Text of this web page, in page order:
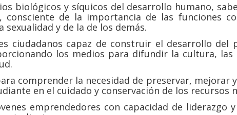
biológicos y síquicos del desarrollo humano,
consciente de la importancia de las funciones
y de la de los demás.
ciudadanos capaz de construir el desarrollo del
los medios para difundir la cultura, las
comprender la necesidad de preservar, mejorar
en el cuidado y conservación de los recursos
emprendedores con capacidad de liderazgo